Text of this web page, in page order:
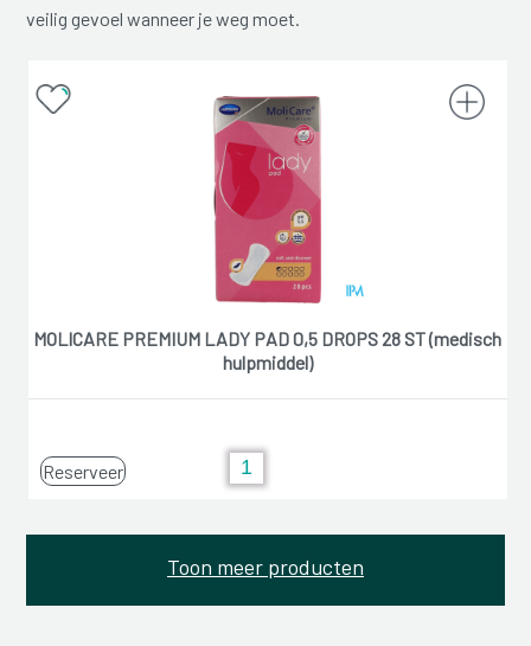
veilig gevoel wanneer je weg moet.
MOLICARE PREMIUM LADY PAD 0,5 DROPS 28 ST (medisch
hulpmiddel)
Reserveer
Toon meer producten